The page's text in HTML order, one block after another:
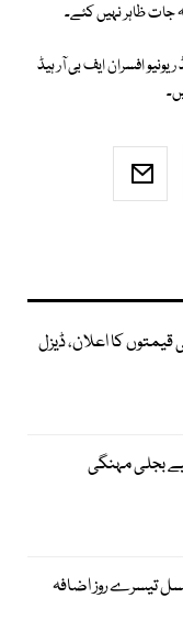
افسران ایف بی آر ہیڈ
کا اعلان، ڈیزل
بجلی مہنگی
تیسرے روز اضافہ